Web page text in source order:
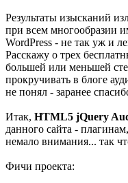
Результаты изысканий
при всем многообразии
WordPress - не так уж и
Расскажу о трех
большей или меньшей
прокручивать в блоге
не понял - заранее
Итак, HTML5 jQuery
данного сайта -
немало внимания... так
Фичи проекта: